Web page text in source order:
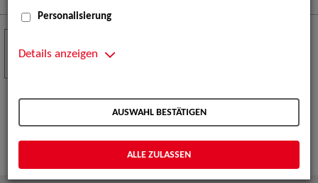
Serienfestival Weimar
TeleVisionale – Film- und Serienfestival in Weimar
und Eventpartnerin des Crew Call Weimar.
Mehr
NOV
Personalisierung
Details anzeigen
AUSWAHL BESTÄTIGEN
ALLE ZULASSEN